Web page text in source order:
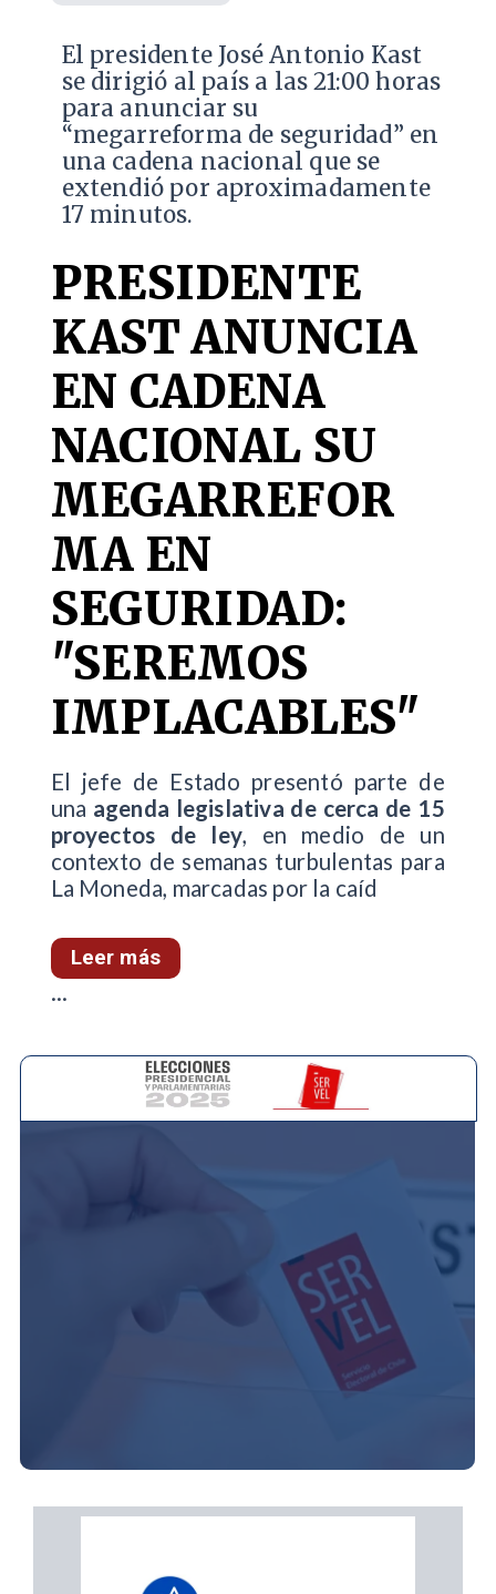
El presidente José Antonio Kast
se dirigió al país a las 21:00 horas
para anunciar su
“megarreforma de seguridad” en
una cadena nacional que se
extendió por aproximadamente
17 minutos.
PRESIDENTE
KAST ANUNCIA
EN CADENA
NACIONAL SU
MEGARREFOR
MA EN
SEGURIDAD:
"SEREMOS
IMPLACABLES"
El jefe de Estado presentó parte de
una agenda legislativa de cerca de 15
proyectos de ley, en medio de un
contexto de semanas turbulentas para
La Moneda, marcadas por la caíd
Leer más
...